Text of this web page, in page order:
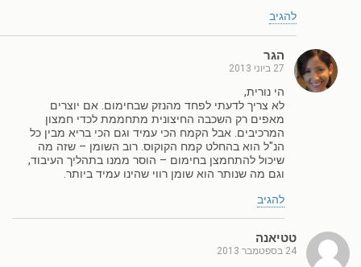
להגיב
הגר
27 ביוני 2013
הי נורית,
לא צריך לדעתי לפחד מהנזק שבחימום. אם יוצרים
מאפים רק השכבה החיצונית מתחממת לכדי חמצון
המרכיבים. אבל הקמח הכי עמיד וגם הכי בריא מבין כל
הנ"ל הוא בהחלט קמח הקוקוס. רוב השומן – שזה מה
שיכול להתחמצן בחימום – הוסר ממנו בתהליך העיבוד,
וגם מה שנותר הוא שומן רווי שהינו עמיד ביותר.
להגיב
טטיאנה
24 בספטמבר 2013